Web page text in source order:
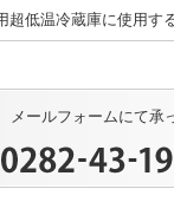
超低温冷蔵庫に使用す
メールフォームにて承